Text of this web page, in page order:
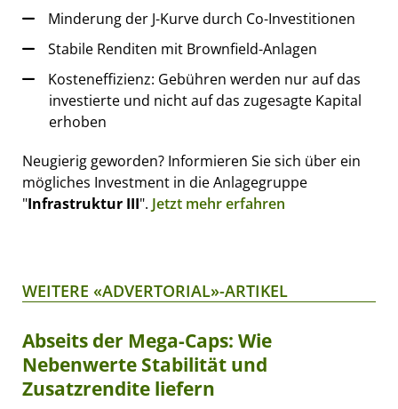
Minderung der J-Kurve durch Co-Investitionen
Stabile Renditen mit Brownfield-Anlagen
Kosteneffizienz: Gebühren werden nur auf das
investierte und nicht auf das zugesagte Kapital
erhoben
Neugierig geworden? Informieren Sie sich über ein
mögliches Investment in die Anlagegruppe
"Infrastruktur III". Jetzt mehr erfahren
WEITERE «ADVERTORIAL»-ARTIKEL
Abseits der Mega-Caps: Wie
Nebenwerte Stabilität und
Zusatzrendite liefern